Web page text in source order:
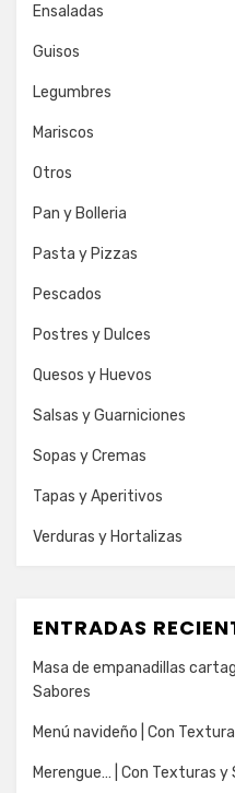
Ensaladas
Guisos
Legumbres
Mariscos
Otros
Pan y Bolleria
Pasta y Pizzas
Pescados
Postres y Dulces
Quesos y Huevos
Salsas y Guarniciones
Sopas y Cremas
Tapas y Aperitivos
Verduras y Hortalizas
ENTRADAS
Masa de empanadillas
Sabores
Menú navideño | Con
Merengue… | Con Texturas y